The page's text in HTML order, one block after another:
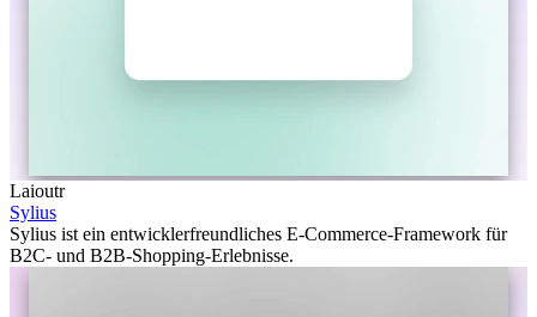
Laioutr
Sylius
Sylius ist ein entwicklerfreundliches E-Commerce-Framework für
B2C- und B2B-Shopping-Erlebnisse.